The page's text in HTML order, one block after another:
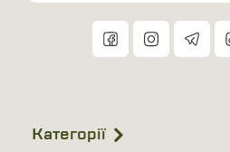
Сезон: Весна, осінь
Колір: Чорний
Категорії